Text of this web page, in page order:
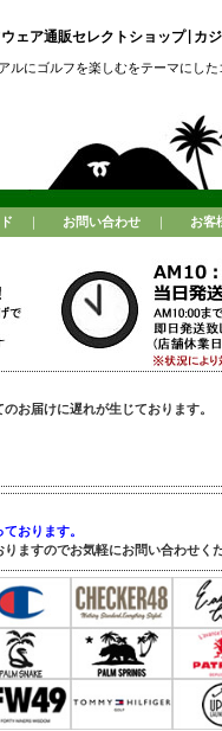
ェア通販セレクトショップ|カ
ルにゴルフを楽しむをテーマにし
｜ お問い合わせ ｜ お客
お届けに遅れが生じております。
おります。
ますのでお気軽にお問い合わせくだ